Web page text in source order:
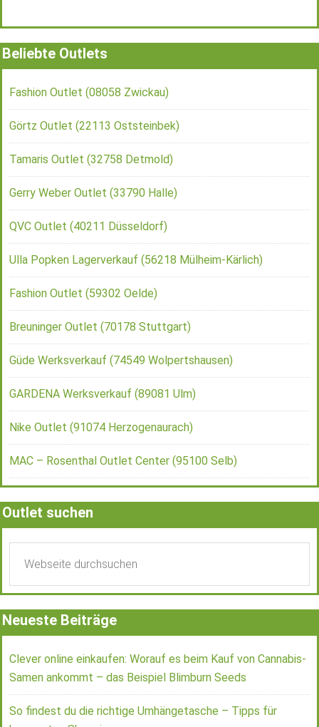
Beliebte Outlets
Fashion Outlet (08058 Zwickau)
Görtz Outlet (22113 Oststeinbek)
Tamaris Outlet (32758 Detmold)
Gerry Weber Outlet (33790 Halle)
QVC Outlet (40211 Düsseldorf)
Ulla Popken Lagerverkauf (56218 Mülheim-Kärlich)
Fashion Outlet (59302 Oelde)
Breuninger Outlet (70178 Stuttgart)
Güde Werksverkauf (74549 Wolpertshausen)
GARDENA Werksverkauf (89081 Ulm)
Nike Outlet (91074 Herzogenaurach)
MAC – Rosenthal Outlet Center (95100 Selb)
Outlet suchen
Neueste Beiträge
Clever online einkaufen: Worauf es beim Kauf von Cannabis-
Samen ankommt – das Beispiel Blimburn Seeds
So findest du die richtige Umhängetasche – Tipps für